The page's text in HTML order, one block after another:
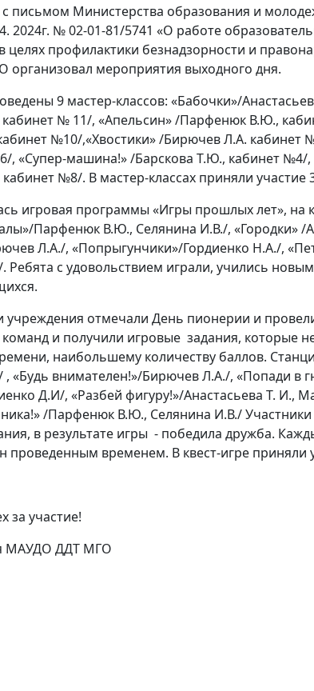
с письмом Министерства образования и
2024г. № 02-01-81/5741 «О работе
целях профилактики безнадзорности и
мероприятия выходного дня.
9 мастер-классов: «Бабочки»/
№ 11/, «Апельсин» /Парфенюк В.Ю.,
№10/,«Хвостики» /Бирючев Л.А. кабинет
, «Супер-машина!» /Барскова Т.Ю., кабинет №4/,
№8/. В мастер-классах приняли участие
игровая программы «Игры прошлых лет», на
Парфенюк В.Ю., Селянина И.В./, «Городки» /
Л.А./, «Попрыгунчики»/Гордиенко Н.А./,
Ребята с удовольствием играли, учились
учреждения отмечали День пионерии и
команд и получили игровые задания, которые
наибольшему количеству баллов.
«Будь внимателен!»/Бирючев Л.А./, «Попади в
Д.И/, «Разбей фигуру!»/Анастасьева Т. И.,
/Парфенюк В.Ю., Селянина И.В./ Участники
в результате игры - победила дружба.
проведенным временем. В квест-игре приняли
за участие!
МАУДО ДДТ МГО